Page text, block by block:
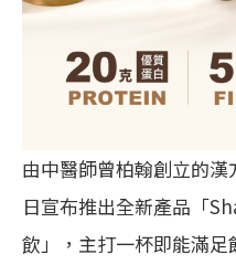
由中醫師曾柏翰創立的漢
日宣布推出全新產品「
飲」，主打一杯即能滿